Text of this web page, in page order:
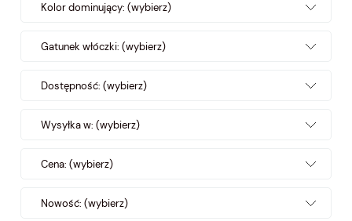
Kolor dominujący: (wybierz)
Gatunek włóczki: (wybierz)
Dostępność: (wybierz)
Wysyłka w: (wybierz)
Cena: (wybierz)
Nowość: (wybierz)